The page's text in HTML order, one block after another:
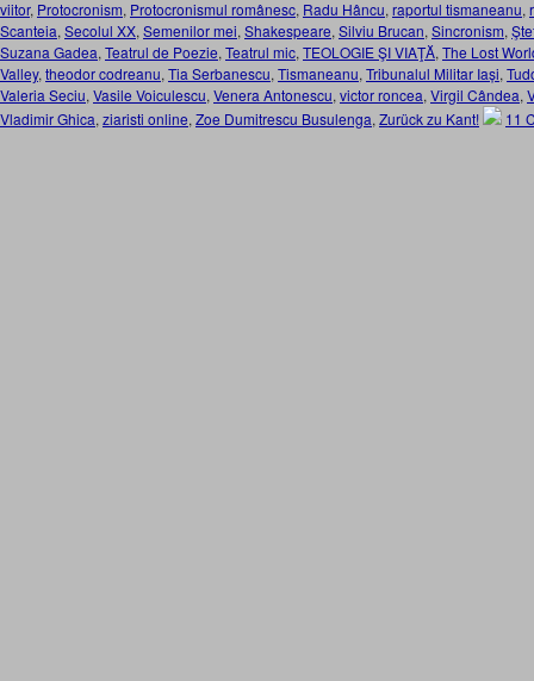
viitor, Protocronism, Protocronismul românesc, Radu Hâncu, raportul tismaneanu,
Scanteia, Secolul XX, Semenilor mei, Shakespeare, Silviu Brucan, Sincronism,
Suzana Gadea, Teatrul de Poezie, Teatrul mic, TEOLOGIE ŞI VIAŢĂ, The Lost
Valley, theodor codreanu, Tia Serbanescu, Tismaneanu, Tribunalul Militar Iași,
Valeria Seciu, Vasile Voiculescu, Venera Antonescu, victor roncea, Virgil Cândea,
Vladimir Ghica, ziaristi online, Zoe Dumitrescu Busulenga, Zurück zu Kant! 11